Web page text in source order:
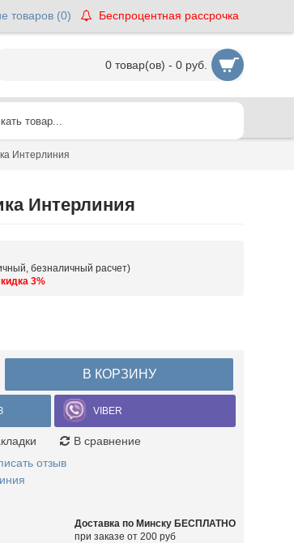
товаров (0) Беспроцентная рассрочка
0 товар(ов) - 0 руб.
Интерлиния
Интерлиния
безналичный расчет)
3%
В КОРЗИНУ
VIBER
В сравнение
отзыв
Доставка по Минску БЕСПЛАТНО
при заказе от 200 руб